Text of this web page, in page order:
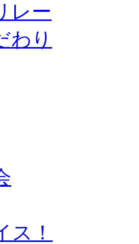
レー
わり
ス！